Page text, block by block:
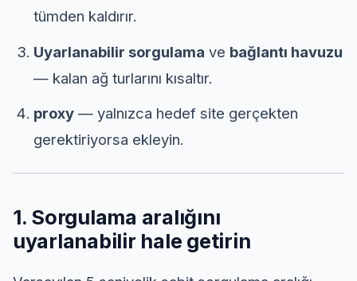
tümden kaldırır.
Uyarlanabilir sorgulama ve bağlantı havuzu
— kalan ağ turlarını kısaltır.
proxy— yalnızca hedef site gerçekten
gerektiriyorsa ekleyin.
1. Sorgulama aralığını
uyarlanabilir hale getirin